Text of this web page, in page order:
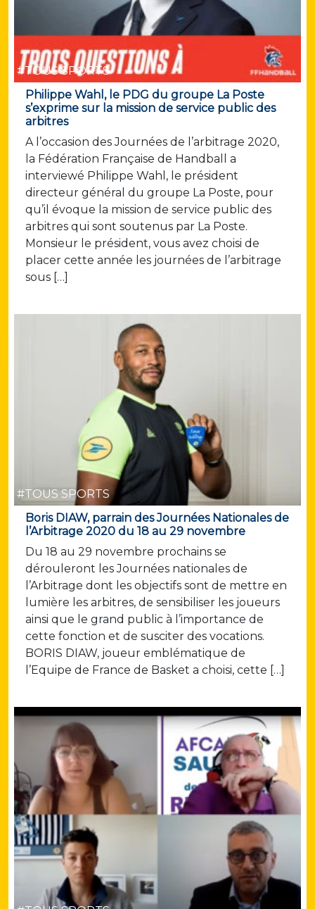
#TOUS SPORTS
Philippe Wahl, le PDG du groupe La Poste
s’exprime sur la mission de service public des
arbitres
A l’occasion des Journées de l’arbitrage 2020,
la Fédération Française de Handball a
interviewé Philippe Wahl, le président
directeur général du groupe La Poste, pour
qu’il évoque la mission de service public des
arbitres qui sont soutenus par La Poste.
Monsieur le président, vous avez choisi de
placer cette année les journées de l’arbitrage
sous […]
#TOUS SPORTS
Boris DIAW, parrain des Journées Nationales de
l’Arbitrage 2020 du 18 au 29 novembre
Du 18 au 29 novembre prochains se
dérouleront les Journées nationales de
l’Arbitrage dont les objectifs sont de mettre en
lumière les arbitres, de sensibiliser les joueurs
ainsi que le grand public à l’importance de
cette fonction et de susciter des vocations.
BORIS DIAW, joueur emblématique de
l’Equipe de France de Basket a choisi, cette […]